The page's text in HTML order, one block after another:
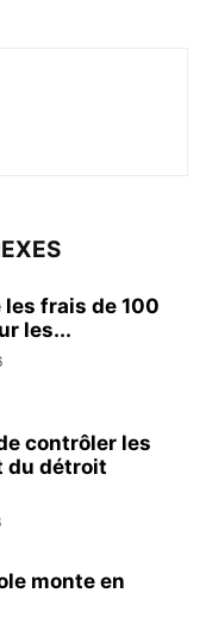
les frais de 100
les...
contrôler les
du détroit
monte en